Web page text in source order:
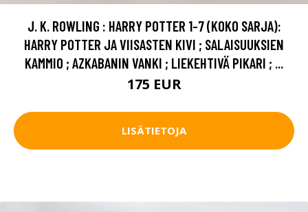
J. K. ROWLING : HARRY POTTER 1-7 (KOKO SARJA):
HARRY POTTER JA VIISASTEN KIVI ; SALAISUUKSIEN
KAMMIO ; AZKABANIN VANKI ; LIEKEHTIVÄ PIKARI ; ...
175 EUR
LISÄTIETOJA